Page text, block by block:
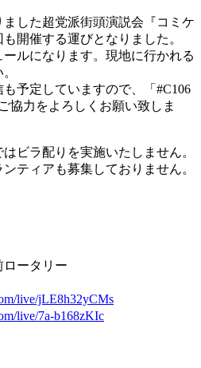
した超党派街頭演説会『コミケ
開催する運びとなりました。
ルになります。現地に行かれる
予定していますので、「#C106
協力をよろしくお願い致しま
ビラ配りを実施いたしません。
ティアも募集しておりません。
ロータリー
live/jLE8h32yCMs
live/7a-b168zKIc